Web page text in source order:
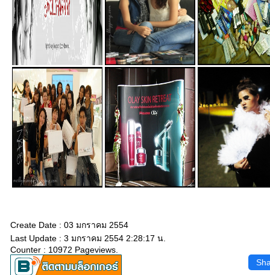
Create Date : 03 มกราคม 2554
Last Update : 3 มกราคม 2554 2:28:17 น.
Counter : 10972 Pageviews.